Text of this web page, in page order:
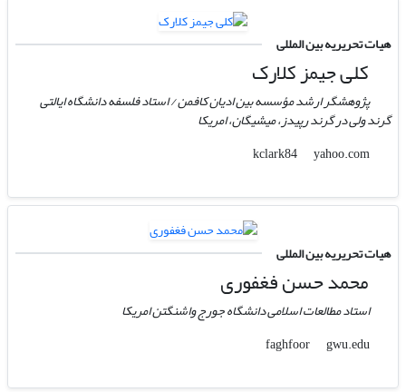
هیات تحریریه بین المللی
کلی جیمز کلارک
پژوهشگر ارشد مؤسسه بین ادیان کافمن / استاد فلسفه دانشگاه ایالتی
گرند ولی در گرند رپیدز، میشیگان، امریکا
kclark84
yahoo.com
هیات تحریریه بین المللی
محمد حسن فغفوری
استاد مطالعات اسلامی دانشگاه جورج واشنگتن امریکا
faghfoor
gwu.edu